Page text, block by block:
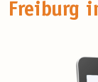
Freiburg